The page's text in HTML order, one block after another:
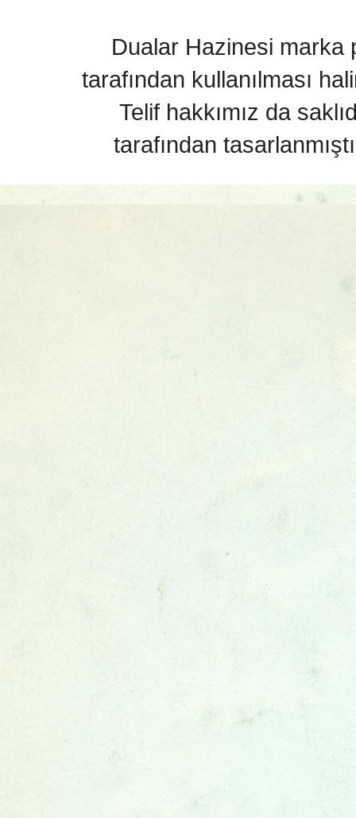
Dualar Hazinesi marka
tarafından kullanılması
Telif hakkımız da
tarafından